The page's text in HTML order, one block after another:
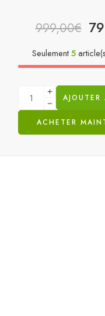
999,00€
Seulement5
AJOUTER
ACHETER